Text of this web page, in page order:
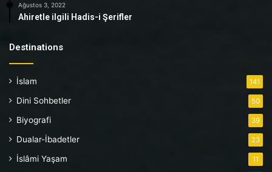
Ağustos 3, 2022
Ahiretle ilgili Hadis-i Şerifler
Destinations
İslam 141
Dini Sohbetler 50
Biyografi 39
Dualar-İbadetler 23
İslâmi Yaşam 11